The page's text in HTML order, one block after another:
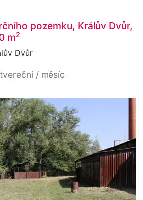
pozemku, Králův Dvůr,
m2
Dvůr
/ měsíc